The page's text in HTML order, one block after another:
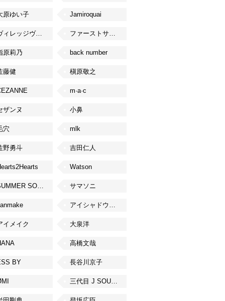
原ゆい子 Jamiroquai
ヴィレッジヴァンガード ファーストサマーウイカ
原莉乃 back number
藤健 槇原敬之
m·a·c
ザンヌ 小鼻
穴 mlk
野勇斗 吉田仁人
Watson
SUMMER SONIC サマソニ
アイシャドウベース
イメイク 大泉洋
高橋文哉
BY 長谷川京子
三代目 J SOUL BROTHERS from EXILE TRIBE